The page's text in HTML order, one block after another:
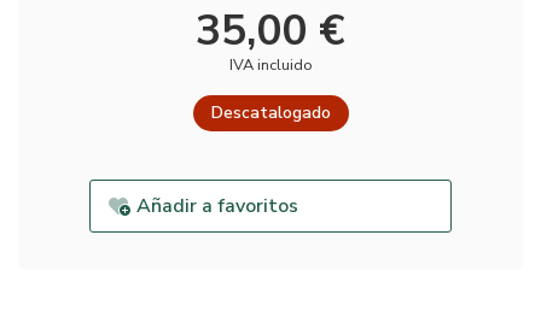
35,00 €
IVA incluido
Descatalogado
Añadir a favoritos